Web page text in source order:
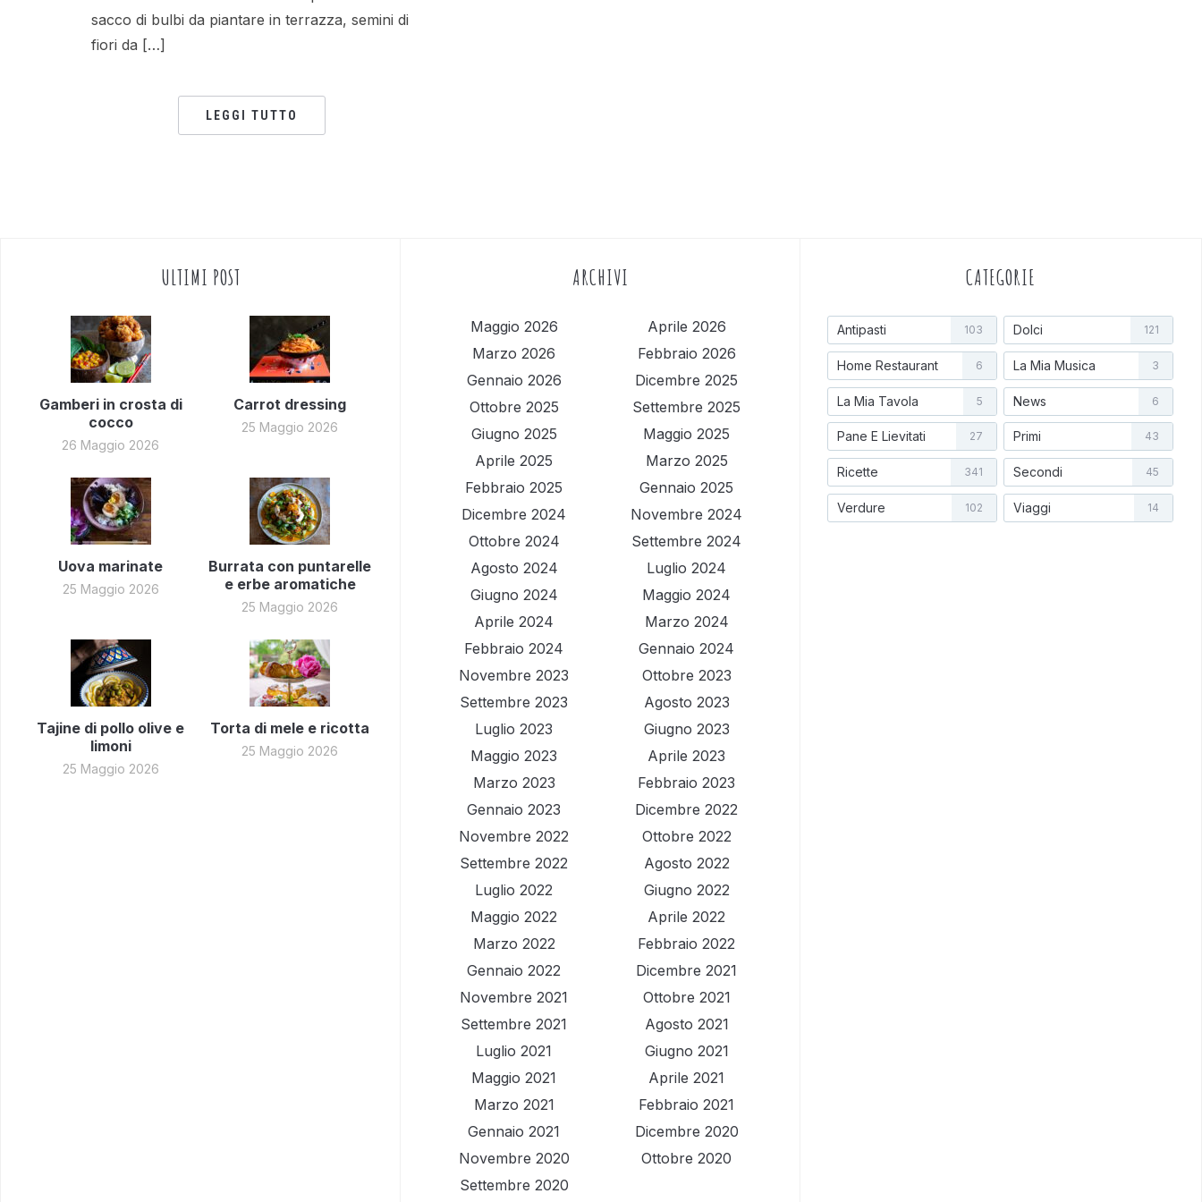
sacco di bulbi da piantare in terrazza, semini di
fiori da […]
LEGGI TUTTO
ULTIMI POST
Gamberi in crosta di
cocco
26 Maggio 2026
Carrot dressing
25 Maggio 2026
Uova marinate
25 Maggio 2026
Burrata con puntarelle
e erbe aromatiche
25 Maggio 2026
Tajine di pollo olive e
limoni
25 Maggio 2026
Torta di mele e ricotta
25 Maggio 2026
ARCHIVI
Maggio 2026
Aprile 2026
Marzo 2026
Febbraio 2026
Gennaio 2026
Dicembre 2025
Ottobre 2025
Settembre 2025
Giugno 2025
Maggio 2025
Aprile 2025
Marzo 2025
Febbraio 2025
Gennaio 2025
Dicembre 2024
Novembre 2024
Ottobre 2024
Settembre 2024
Agosto 2024
Luglio 2024
Giugno 2024
Maggio 2024
Aprile 2024
Marzo 2024
Febbraio 2024
Gennaio 2024
Novembre 2023
Ottobre 2023
Settembre 2023
Agosto 2023
Luglio 2023
Giugno 2023
Maggio 2023
Aprile 2023
Marzo 2023
Febbraio 2023
Gennaio 2023
Dicembre 2022
Novembre 2022
Ottobre 2022
Settembre 2022
Agosto 2022
Luglio 2022
Giugno 2022
Maggio 2022
Aprile 2022
Marzo 2022
Febbraio 2022
Gennaio 2022
Dicembre 2021
Novembre 2021
Ottobre 2021
Settembre 2021
Agosto 2021
Luglio 2021
Giugno 2021
Maggio 2021
Aprile 2021
Marzo 2021
Febbraio 2021
Gennaio 2021
Dicembre 2020
Novembre 2020
Ottobre 2020
Settembre 2020
CATEGORIE
Antipasti 103 Dolci 121
Home Restaurant 6 La Mia Musica 3
La Mia Tavola 5 News 6
Pane E Lievitati 27 Primi 43
Ricette 341 Secondi 45
Verdure 102 Viaggi 14